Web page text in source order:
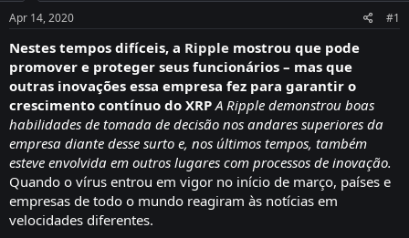
t
a
t
e
r
t
e
Apr 14, 2020 #1
Nestes tempos difíceis, a Ripple mostrou que pode
promover e proteger seus funcionários – mas que
outras inovações essa empresa fez para garantir o
crescimento contínuo do XRP A Ripple demonstrou boas
habilidades de tomada de decisão nos andares superiores da
empresa diante desse surto e, nos últimos tempos, também
esteve envolvida em outros lugares com processos de inovação.
Quando o vírus entrou em vigor no início de março, países e
empresas de todo o mundo reagiram às notícias em
velocidades diferentes.